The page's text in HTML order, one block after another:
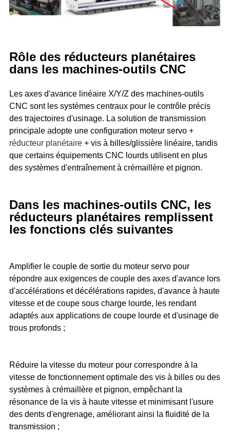
Rôle des réducteurs planétaires
dans les machines-outils CNC
Les axes d'avance linéaire X/Y/Z des machines-outils
CNC sont les systèmes centraux pour le contrôle précis
des trajectoires d'usinage. La solution de transmission
principale adopte une configuration moteur servo +
réducteur planétaire+ vis à billes/glissière linéaire, tandis
que certains équipements CNC lourds utilisent en plus
des systèmes d'entraînement à crémaillère et pignon.
Dans les machines-outils CNC, les
réducteurs planétaires remplissent
les fonctions clés suivantes
Amplifier le couple de sortie du moteur servo pour
répondre aux exigences de couple des axes d'avance lors
d'accélérations et décélérations rapides, d'avance à haute
vitesse et de coupe sous charge lourde, les rendant
adaptés aux applications de coupe lourde et d'usinage de
trous profonds ;
Réduire la vitesse du moteur pour correspondre à la
vitesse de fonctionnement optimale des vis à billes ou des
systèmes à crémaillère et pignon, empêchant la
résonance de la vis à haute vitesse et minimisant l'usure
des dents d'engrenage, améliorant ainsi la fluidité de la
transmission ;